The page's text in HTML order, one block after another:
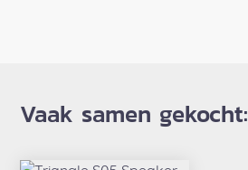
Vaak samen gekocht: